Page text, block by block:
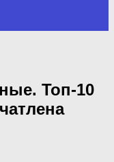
Топ-10